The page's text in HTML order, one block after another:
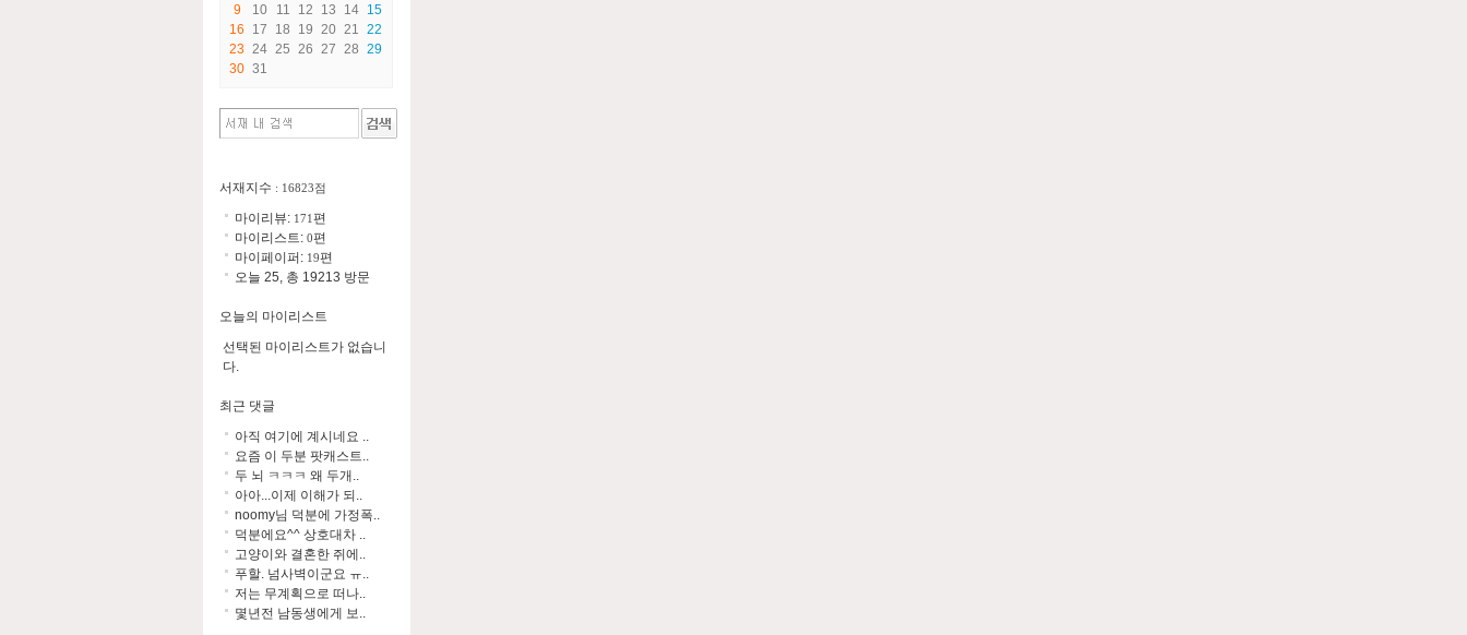
9
10 11 12 13 14 15
16
17 18 19 20 21 22
23 24 25 26 27 28 29
30 31
서재지수 : 16823점
마이리뷰: 171편
마이리스트: 0편
마이페이퍼: 19편
오늘 25, 총 19213 방문
오늘의 마이리스트
선택된 마이리스트가 없습니
다.
최근 댓글
아직 여기에 계시네요 ..
요즘 이 두분 팟캐스트..
두 뇌 ㅋㅋㅋ 왜 두개..
아아...이제 이해가 되..
noomy님 덕분에 가정폭..
덕분에요^^ 상호대차 ..
고양이와 결혼한 쥐에..
푸할. 넘사벽이군요 ㅠ..
저는 무계획으로 떠나..
몇년전 남동생에게 보..